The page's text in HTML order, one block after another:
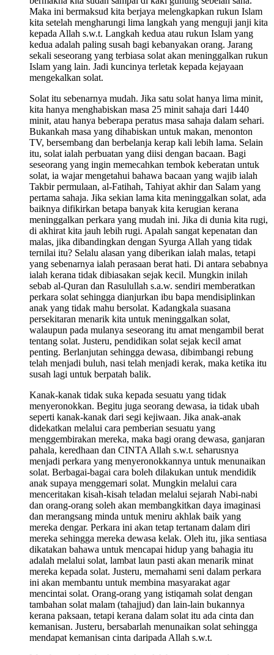
Maka ini bermaksud kita berjaya melengkapkan rukun Islam
kita setelah mengharungi lima langkah yang menguji janji kita
kepada Allah s.w.t. Langkah kedua atau rukun Islam yang
kedua adalah paling susah bagi kebanyakan orang. Jarang
sekali seseorang yang terbiasa solat akan meninggalkan rukun
Islam yang lain. Jadi kuncinya terletak kepada kejayaan
mengekalkan solat.
Solat itu sebenarnya mudah. Jika satu solat hanya lima minit,
kita hanya menghabiskan masa 25 minit sahaja dari 1440
minit, atau hanya beberapa peratus masa sahaja dalam sehari.
Bukankah masa yang dihabiskan untuk makan, menonton
TV, bersembang dan berbelanja kerap kali lebih lama. Selain
itu, solat ialah perbuatan yang diisi dengan bacaan. Bagi
seseorang yang ingin memecahkan tembok keberatan untuk
solat, ia wajar mengetahui bahawa bacaan yang wajib ialah
Takbir permulaan, al-Fatihah, Tahiyat akhir dan Salam yang
pertama sahaja. Jika sekian lama kita meninggalkan solat, ada
baiknya difikirkan betapa banyak kita kerugian kerana
meninggalkan perkara yang mudah ini. Jika di dunia kita rugi,
di akhirat kita jauh lebih rugi. Apalah sangat kepenatan dan
malas, jika dibandingkan dengan Syurga Allah yang tidak
ternilai itu? Selalu alasan yang diberikan ialah malas, tetapi
yang sebenarnya ialah perasaan berat hati. Di antara sebabnya
ialah kerana tidak dibiasakan sejak kecil. Mungkin inilah
sebab al-Quran dan Rasulullah s.a.w. sendiri memberatkan
perkara solat sehingga dianjurkan ibu bapa mendisiplinkan
anak yang tidak mahu bersolat. Kadangkala suasana
persekitaran menarik kita untuk meninggalkan solat,
walaupun pada mulanya seseorang itu amat mengambil berat
tentang solat. Justeru, pendidikan solat sejak kecil amat
penting. Berlanjutan sehingga dewasa, dibimbangi rebung
telah menjadi buluh, nasi telah menjadi kerak, maka ketika itu
susah lagi untuk berpatah balik.
Kanak-kanak tidak suka kepada sesuatu yang tidak
menyeronokkan. Begitu juga seorang dewasa, ia tidak ubah
seperti kanak-kanak dari segi kejiwaan. Jika anak-anak
didekatkan melalui cara pemberian sesuatu yang
menggembirakan mereka, maka bagi orang dewasa, ganjaran
pahala, keredhaan dan CINTA Allah s.w.t. seharusnya
menjadi perkara yang menyeronokkannya untuk menunaikan
solat. Berbagai-bagai cara boleh dilakukan untuk mendidik
anak supaya menggemari solat. Mungkin melalui cara
menceritakan kisah-kisah teladan melalui sejarah Nabi-nabi
dan orang-orang soleh akan membangkitkan daya imaginasi
dan merangsang minda untuk meniru akhlak baik yang
mereka dengar. Perkara ini akan tetap tertanam dalam diri
mereka sehingga mereka dewasa kelak. Oleh itu, jika sentiasa
dikatakan bahawa untuk mencapai hidup yang bahagia itu
adalah melalui solat, lambat laun pasti akan menarik minat
mereka kepada solat. Justeru, memahami seni dalam perkara
ini akan membantu untuk membina masyarakat agar
mencintai solat. Orang-orang yang istiqamah solat dengan
tambahan solat malam (tahajjud) dan lain-lain bukannya
kerana paksaan, tetapi kerana dalam solat itu ada cinta dan
kemanisan. Justeru, bersabarlah menunaikan solat sehingga
mendapat kemanisan cinta daripada Allah s.w.t.